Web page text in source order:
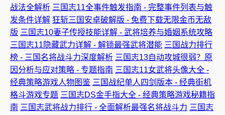
战法全解析 三国志11全事件触发指南 - 完整事件列表与触
发条件详解 狂斩三国安卓破解版 - 免费下载无限金币无敌
版 三国志10妻子传授技能详解 - 武将培养与婚姻系统攻略
三国志11隐藏武力详解 - 解锁最强武将潜能 三国战力排行
榜 - 三国名将战斗力深度解析 三国志13自动攻城很弱？原
因分析与应对策略 - 专题指南 三国志11女武将头像大全 -
经典策略游戏人物图鉴 三国战纪单人四剑版本 - 经典街机
格斗游戏专题 三国志DS金手指大全 - 经典策略游戏秘籍指
南 三国志武将战力排行 - 全面解析最强名将战斗力 三国志